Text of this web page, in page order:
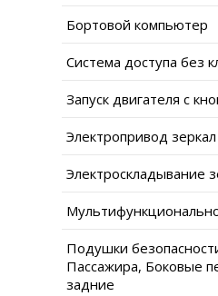
Бортовой компьютер
Система доступа без
Запуск двигателя с
Электропривод зеркал
Электроскладывание
Подушки
Пассажира, Боковые
задние